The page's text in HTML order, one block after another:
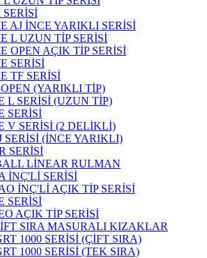
AJ İNCE YARIKLI SERİSİ
L UZUN TİP SERİSİ
OPEN AÇIK TİP SERİSİ
SERİSİ
TF SERİSİ
OPEN (YARIKLI TİP)
L SERİSİ (UZUN TİP)
SERİSİ
V SERİSİ (2 DELİKLİ)
SERİSİ (İNCE YARIKLI)
SERİSİ
LİNEAR RULMAN
İNÇ'Lİ SERİSİ
İNÇ'Lİ AÇIK TİP SERİSİ
SERİSİ
AÇIK TİP SERİSİ
SIRA MASURALI KIZAKLAR
1000 SERİSİ (ÇİFT SIRA)
1000 SERİSİ (TEK SIRA)